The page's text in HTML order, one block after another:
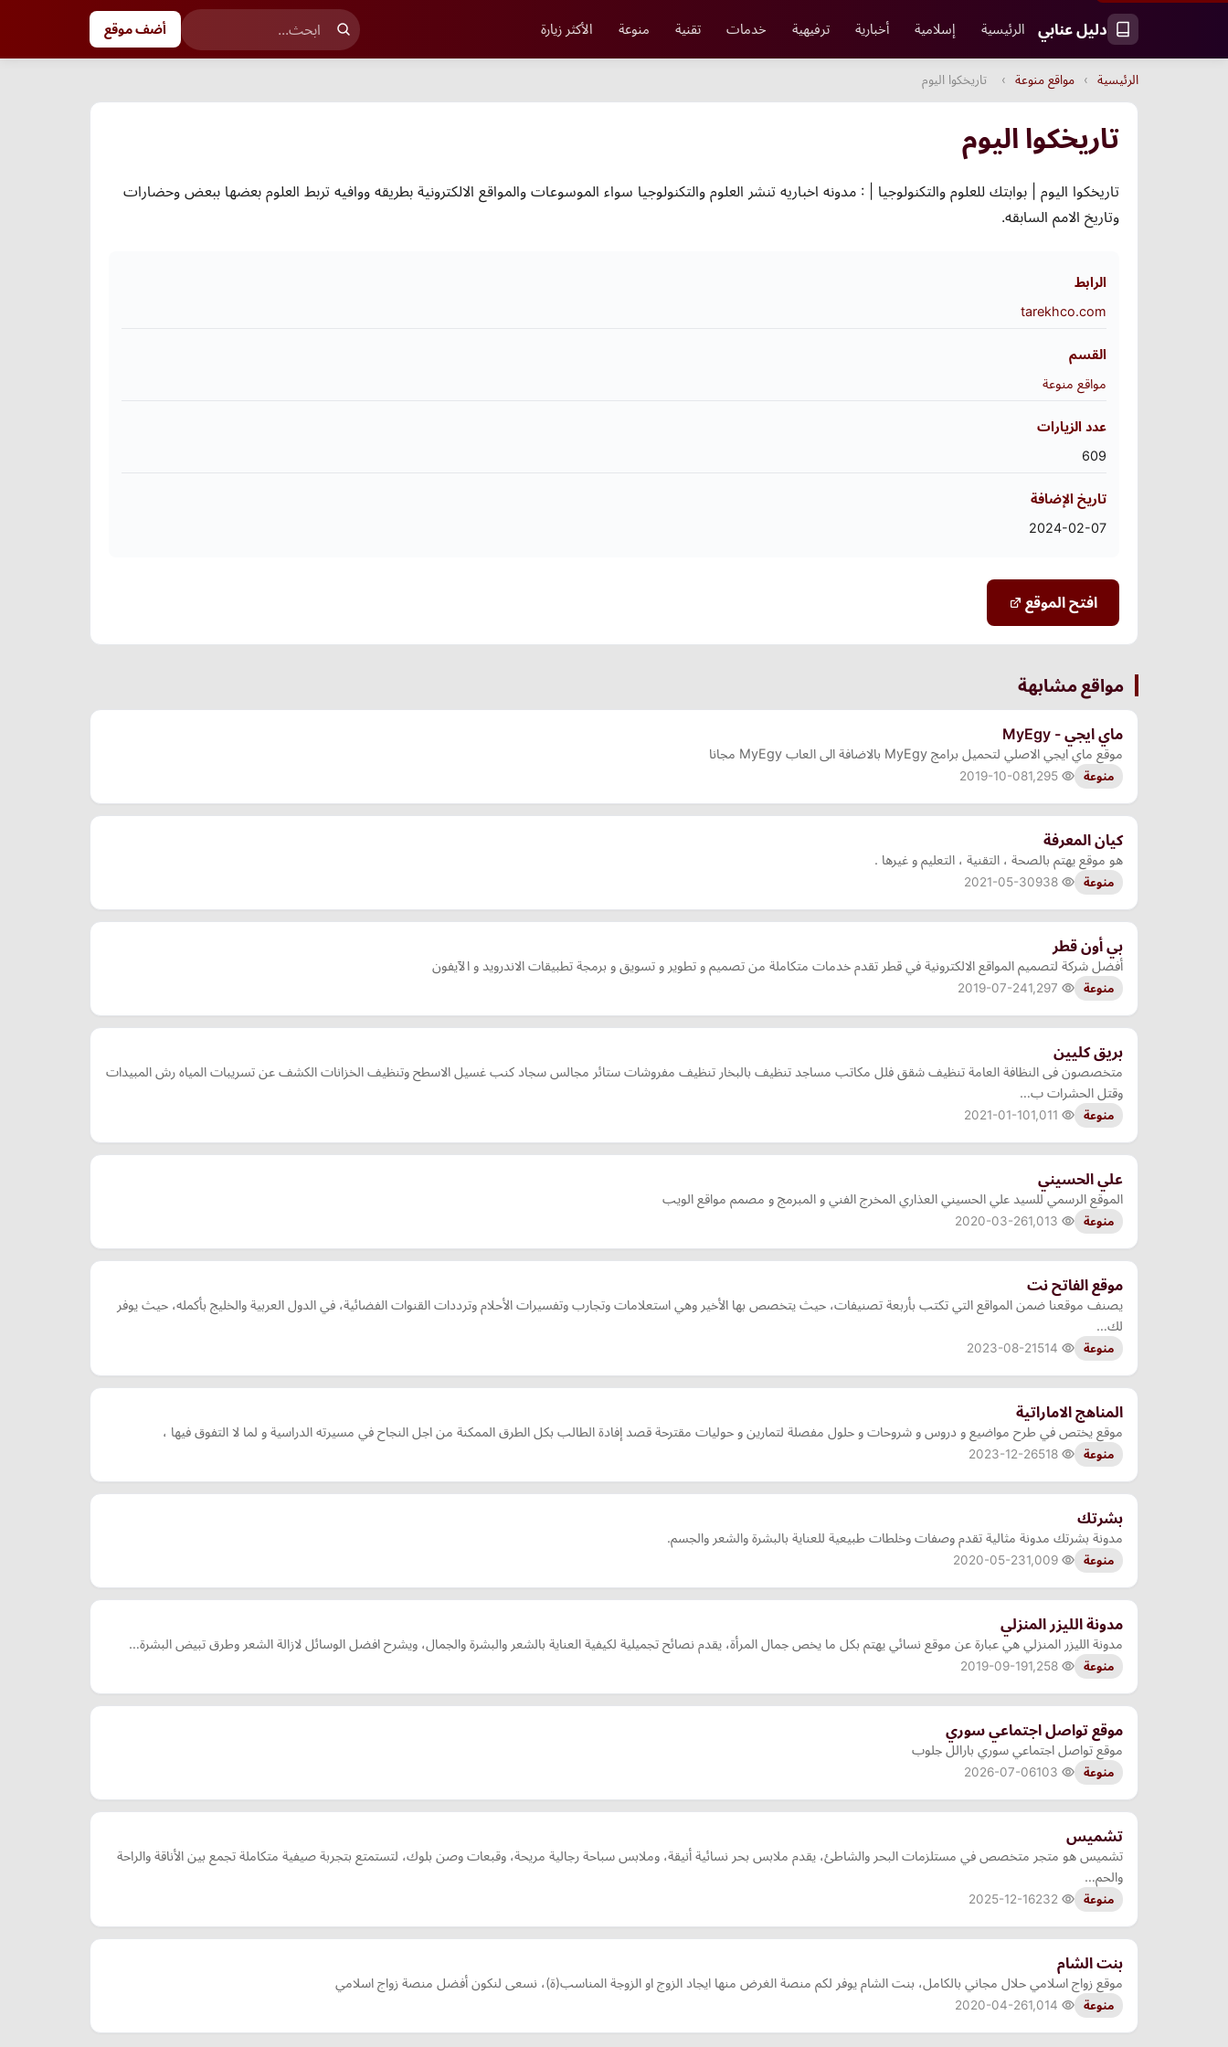
دليل عنابي الرئيسية إسلامية أخبارية ترفيهية خدمات تقنية منوعة الأكثر زيارة أضف موقع
الرئيسية › مواقع منوعة › تاريخكوا اليوم
تاريخكوا اليوم
تاريخكوا اليوم | بوابتك للعلوم والتكنولوجيا | : مدونه اخباريه تنشر العلوم والتكنولوجيا سواء الموسوعات والمواقع الالكترونية بطريقه ووافيه تربط العلوم بعضها ببعض وحضارات
وتاريخ الامم السابقه.
الرابط
tarekhco.com
القسم
مواقع منوعة
عدد الزيارات
609
تاريخ الإضافة
2024-02-07
افتح الموقع
مواقع مشابهة
ماي ايجي - MyEgy
موقع ماي ايجي الاصلي لتحميل برامج MyEgy بالاضافة الى العاب MyEgy مجانا
منوعة 2019-10-08
كيان المعرفة
هو موقع يهتم بالصحة ، التقنية ، التعليم و غيرها .
منوعة 2021-05-30
بي أون قطر
أفضل شركة لتصميم المواقع الالكترونية في قطر تقدم خدمات متكاملة من تصميم و تطوير و تسويق و برمجة تطبيقات الاندرويد و الآيفون
منوعة 2019-07-24
بريق كليين
متخصصون فى النظافة العامة تنظيف شقق فلل مكاتب مساجد تنظيف بالبخار تنظيف مفروشات ستائر مجالس سجاد كنب غسيل الاسطح وتنظيف الخزانات الكشف عن تسريبات المياه رش المبيدات
وقتل الحشرات ب…
منوعة 2021-01-10
علي الحسيني
الموقع الرسمي للسيد علي الحسيني العذاري المخرج الفني و المبرمج و مصمم مواقع الويب
منوعة 2020-03-26
موقع الفاتح نت
يصنف موقعنا ضمن المواقع التي تكتب بأربعة تصنيفات، حيث يتخصص بها الأخير وهي استعلامات وتجارب وتفسيرات الأحلام وترددات القنوات الفضائية، في الدول العربية والخليج بأكمله، حيث يوفر
لك…
منوعة 2023-08-21
المناهج الاماراتية
موقع يختص في طرح مواضيع و دروس و شروحات و حلول مفصلة لتمارين و حوليات مقترحة قصد إفادة الطالب بكل الطرق الممكنة من اجل النجاح في مسيرته الدراسية و لما لا التفوق فيها ،
منوعة 2023-12-26
بشرتك
مدونة بشرتك مدونة مثالية تقدم وصفات وخلطات طبيعية للعناية بالبشرة والشعر والجسم.
منوعة 2020-05-23
مدونة الليزر المنزلي
مدونة الليزر المنزلي هي عبارة عن موقع نسائي يهتم بكل ما يخص جمال المرأة، يقدم نصائح تجميلية لكيفية العناية بالشعر والبشرة والجمال، ويشرح افضل الوسائل لازالة الشعر وطرق تبيض البشرة…
منوعة 2019-09-19
موقع تواصل اجتماعي سوري
موقع تواصل اجتماعي سوري بارالل جلوب
منوعة 2026-07-06
تشميس
تشميس هو متجر متخصص في مستلزمات البحر والشاطئ، يقدم ملابس بحر نسائية أنيقة، وملابس سباحة رجالية مريحة، وقبعات وصن بلوك، لتستمتع بتجربة صيفية متكاملة تجمع بين الأناقة والراحة
والحم…
منوعة 2025-12-16
بنت الشام
موقع زواج اسلامي حلال مجاني بالكامل، بنت الشام يوفر لكم منصة الغرض منها ايجاد الزوج او الزوجة المناسب(ة)، نسعى لنكون أفضل منصة زواج اسلامي
منوعة 2020-04-26